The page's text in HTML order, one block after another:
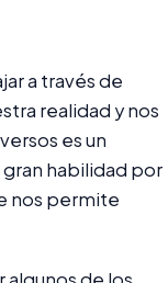
a través de
realidad y nos
es un
habilidad por
nos permite